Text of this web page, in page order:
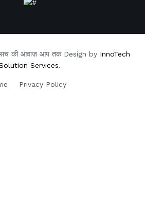
की आवाज़ आप तक Design by InnoTech
Services.
Privacy Policy